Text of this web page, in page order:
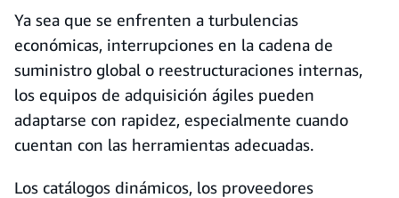
Ya sea que se enfrenten a turbulencias
económicas, interrupciones en la cadena de
suministro global o reestructuraciones internas,
los equipos de adquisición ágiles pueden
adaptarse con rapidez, especialmente cuando
cuentan con las herramientas adecuadas.
Los catálogos dinámicos, los proveedores